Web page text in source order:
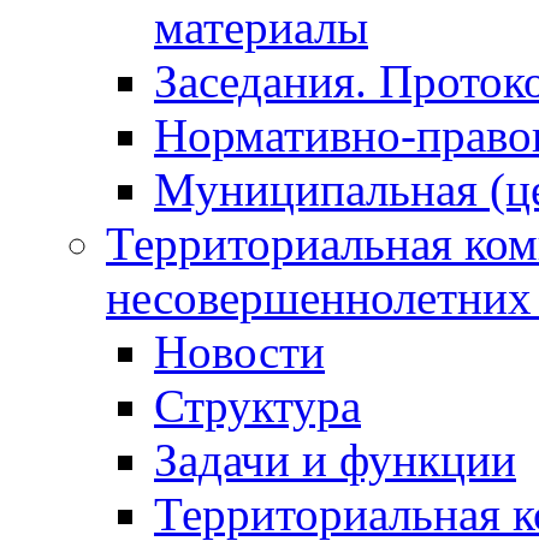
материалы
Заседания.
Нормативно-
Муниципальная
Территориальная
Новости
Структура
Задачи и функции
Территориальная